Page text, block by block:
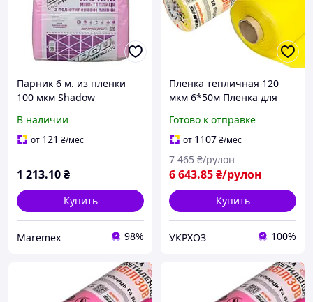
Парник 6 м. из пленки
100 мкм Shadow
В наличии
от 121 ₴/мес
1 213.10₴
Купить
Maremex 98%
Пленка тепличная 120
мкм 6*50м Пленка для
Пленка
стабилизированная
Shadow 12мес.
Готово к отправке
от 1107₴/мес
6 643.85₴/рулон
7 465 ₴/рулон
Купить
УКРХОЗ 100%